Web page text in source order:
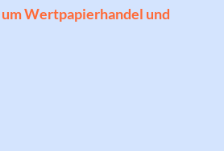
Wertpapierhandel und